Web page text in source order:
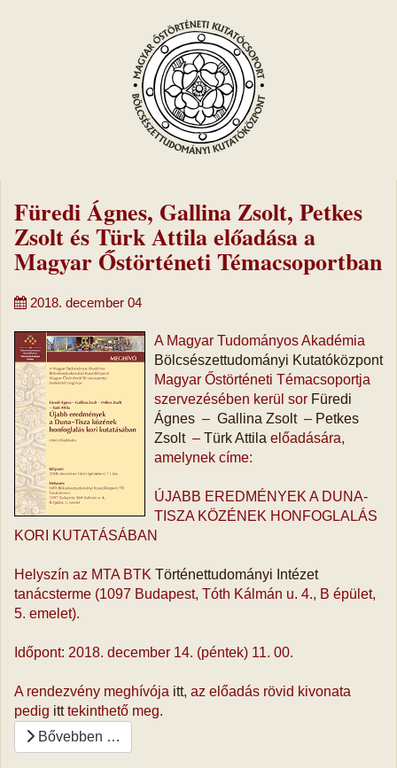
Füredi Ágnes, Gallina Zsolt, Petkes
Zsolt és Türk Attila előadása a
Magyar Őstörténeti Témacsoportban
2018. december 04
A Magyar Tudományos Akadémia
Bölcsészettudományi Kutatóközpont
Magyar Őstörténeti Témacsoportja
szervezésében kerül sor Füredi
Ágnes ‒ Gallina Zsolt‒ Petkes
Zsolt‒ Türk Attila előadására,
amelynek címe:
ÚJABB EREDMÉNYEK A DUNA-
TISZA KÖZÉNEK HONFOGLALÁS
KORI KUTATÁSÁBAN
Helyszín az MTA BTK Történettudományi Intézet
tanácsterme (1097 Budapest, Tóth Kálmán u. 4., B épület,
5. emelet).
Időpont: 2018. december 14. (péntek) 11. 00.
A rendezvény meghívója itt, az előadás rövid kivonata
pedig itttekinthető meg.
Bővebben …